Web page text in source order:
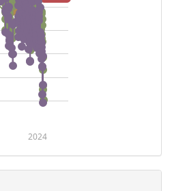
2024